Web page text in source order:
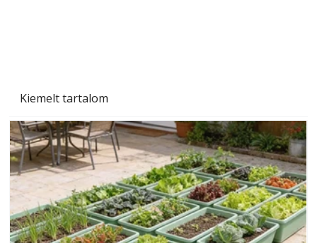
Kiemelt tartalom